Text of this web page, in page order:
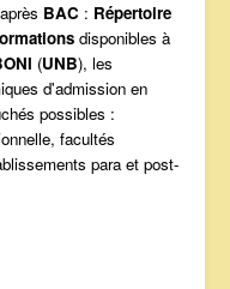
BAC : Répertoire
disponibles à
(UNB), les
d'admission en
possibles :
facultés
para et post-